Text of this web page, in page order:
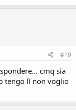
#19
cmq sia
tengo lì non voglio